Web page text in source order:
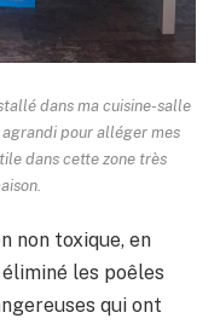
dans ma cuisine-salle
pour alléger mes
dans cette zone très
non toxique, en
les poêles
qui ont